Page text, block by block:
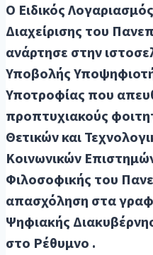
O Ειδικός
Διαχείρισης του
ανάρτησε στην
Υποβολής
Υποτροφίας που
προπτυχιακούς
Θετικών και
Κοινωνικών
Φιλοσοφικής του
απασχόληση στα
Ψηφιακής
στο Ρέθυμνο .